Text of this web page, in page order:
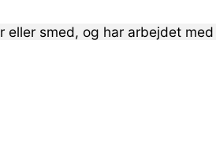
smed, og har arbejdet